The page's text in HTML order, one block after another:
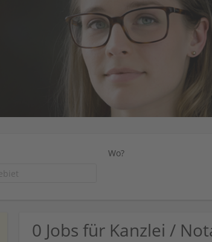
Wo?
0 Jobs für Kanzlei /